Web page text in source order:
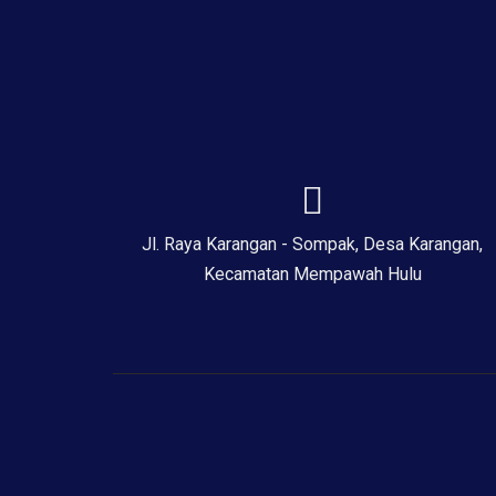
Jl. Raya Karangan - Sompak, Desa Karangan,
Kecamatan Mempawah Hulu